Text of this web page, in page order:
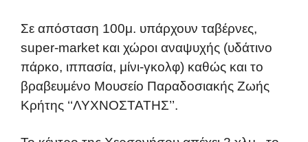
Σε απόσταση 100μ. υπάρχουν ταβέρνες,
super-market και χώροι αναψυχής (υδάτινο
πάρκο, ιππασία, μίνι-γκολφ) καθώς και το
βραβευμένο Μουσείο Παραδοσιακής Ζωής
Κρήτης ‘‘ΛΥΧΝΟΣΤΑΤΗΣ’’.